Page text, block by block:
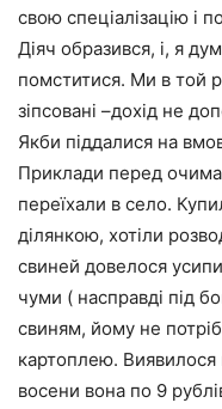
свою спеціалізацію і
Діяч образився, і, я
помститися. Ми в той
зіпсовані –дохід не
Якби піддалися на
Приклади перед
переїхали в село.
ділянкою, хотіли
свиней довелося
чуми ( насправді під
свиням, йому не
картоплею. Виявилося
восени вона по 9